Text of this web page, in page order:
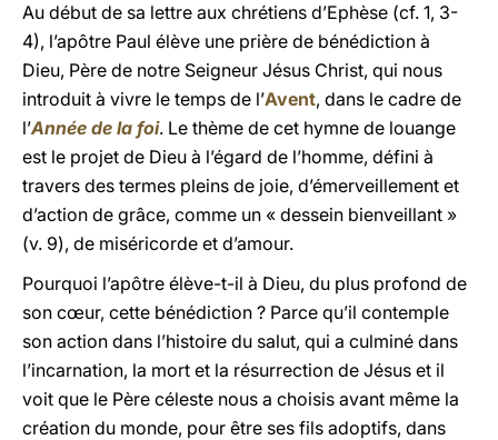
Au début de sa lettre aux chrétiens d’Ephèse (cf. 1, 3-
4), l’apôtre Paul élève une prière de bénédiction à
Dieu, Père de notre Seigneur Jésus Christ, qui nous
introduit à vivre le temps de l’Avent, dans le cadre de
l’Année de la foi. Le thème de cet hymne de louange
est le projet de Dieu à l’égard de l’homme, défini à
travers des termes pleins de joie, d’émerveillement et
d’action de grâce, comme un « dessein bienveillant »
(v. 9), de miséricorde et d’amour.
Pourquoi l’apôtre élève-t-il à Dieu, du plus profond de
son cœur, cette bénédiction ? Parce qu’il contemple
son action dans l’histoire du salut, qui a culminé dans
l’incarnation, la mort et la résurrection de Jésus et il
voit que le Père céleste nous a choisis avant même la
création du monde, pour être ses fils adoptifs, dans